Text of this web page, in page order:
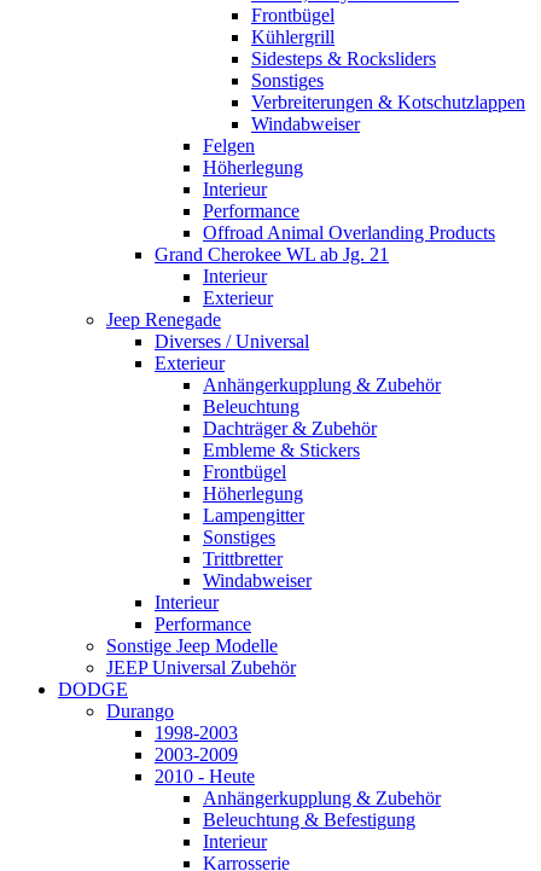
Frontbügel
Kühlergrill
Sidesteps & Rocksliders
Sonstiges
Verbreiterungen & Kotschutzlappen
Windabweiser
Felgen
Höherlegung
Interieur
Performance
Offroad Animal Overlanding Products
Grand Cherokee WL ab Jg. 21
Interieur
Exterieur
Jeep Renegade
Diverses / Universal
Exterieur
Anhängerkupplung & Zubehör
Beleuchtung
Dachträger & Zubehör
Embleme & Stickers
Frontbügel
Höherlegung
Lampengitter
Sonstiges
Trittbretter
Windabweiser
Interieur
Performance
Sonstige Jeep Modelle
JEEP Universal Zubehör
DODGE
Durango
1998-2003
2003-2009
2010 - Heute
Anhängerkupplung & Zubehör
Beleuchtung & Befestigung
Interieur
Karrosserie